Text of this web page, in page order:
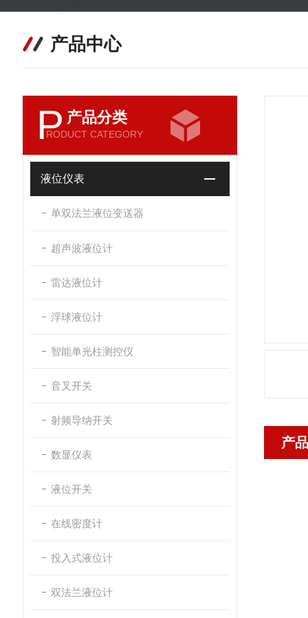
产品中心
P 产品分类
RODUCT CATEGORY
液位仪表
单双法兰液位变送器
超声波液位计
雷达液位计
浮球液位计
智能单光柱测控仪
音叉开关
射频导纳开关
数显仪表
液位开关
在线密度计
投入式液位计
双法兰液位计
产